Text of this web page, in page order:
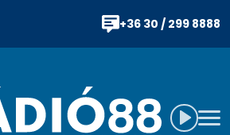
+36 30 / 299 8888